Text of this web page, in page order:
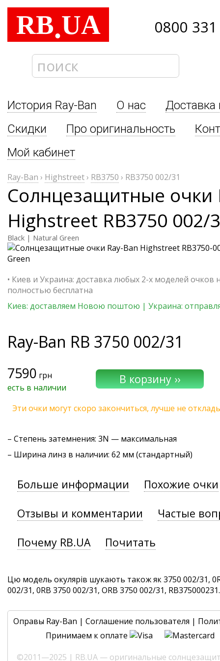
RB.UA 0800
История Ray-Ban О нас
Доставка
Скидки
Про оригинальность
Мой кабинет
Ray-Ban › Highstreet› RB3750 › RB3750 002/31
Солнцезащитные очки
Highstreet RB3750 002/
Black | Natural Green
• Киев и Украина: доставка любых 2-х моделей очков
полностью бесплатна
Киев: доставляем Новою поштою | Украина:
Ray-Ban RB 3750 002/31
7590 грн
есть в наличии
Эти очки могут скоро закончиться, лучше не
– Степень затемнения: 3N — максимальная
– Ширина линз в наличии: 62 мм (стандартный)
Больше информации Похожие очки
Отзывы и комментарии Частые
Почему RB.UA Почитать
Цю модель окулярів шукають також як 3750 002/31,
002/31, 0RB 3750 002/31, ORB 3750 002/31,
Оправы Ray-Ban | Соглашение пользователя |
Принимаем к оплате
©2011—2025 | RB.UA — оригинальные